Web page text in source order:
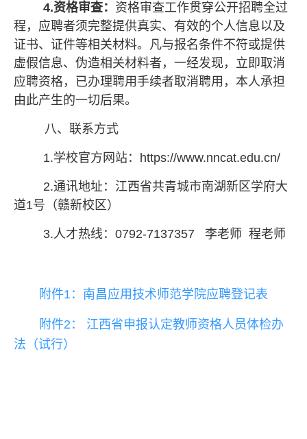
4.资格审查： 资格审查工作贯穿公开招聘全过
程，应聘者须完整提供真实、有效的个人信息以及
证书、证件等相关材料。凡与报名条件不符或提供
虚假信息、伪造相关材料者，一经发现，立即取消
应聘资格，已办理聘用手续者取消聘用，本人承担
由此产生的一切后果。
八、联系方式
1.学校官方网站：https://www.nncat.edu.cn/
2.通讯地址： 江西省共青城市南湖新区学府大
道1号（赣新校区）
3.人才热线： 0792-7137357 李老师 程老师
附件1：南昌应用技术师范学院应聘登记表
附件2： 江西省申报认定教师资格人员体检办
法（试行）